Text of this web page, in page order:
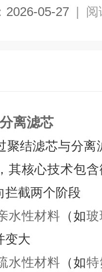
2026-05-27 | 阅
离滤芯
聚结滤芯与分离
，其核心技术包
拦截两个阶段
水性材料 （如
变大
水性材料 （如